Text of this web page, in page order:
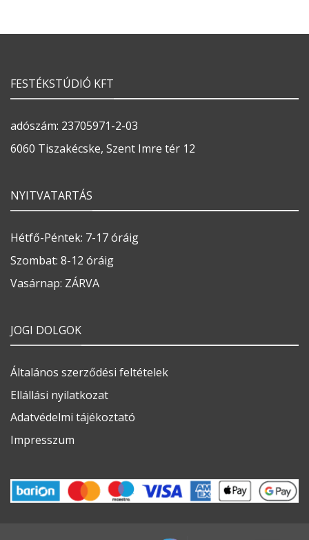
FESTÉKSTÚDIÓ KFT
adószám: 23705971-2-03
6060 Tiszakécske, Szent Imre tér 12
NYITVATARTÁS
Hétfő-Péntek: 7-17 óráig
Szombat: 8-12 óráig
Vasárnap: ZÁRVA
JOGI DOLGOK
Általános szerződési feltételek
Ellállási nyilatkozat
Adatvédelmi tájékoztató
Impresszum